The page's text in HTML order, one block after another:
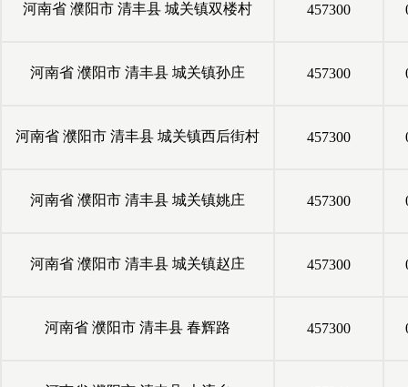
河南省 濮阳市 清丰县 城关镇双楼村 457300
河南省 濮阳市 清丰县 城关镇孙庄 457300
河南省 濮阳市 清丰县 城关镇西后街村 457300
河南省 濮阳市 清丰县 城关镇姚庄 457300
河南省 濮阳市 清丰县 城关镇赵庄 457300
河南省 濮阳市 清丰县 春辉路 457300